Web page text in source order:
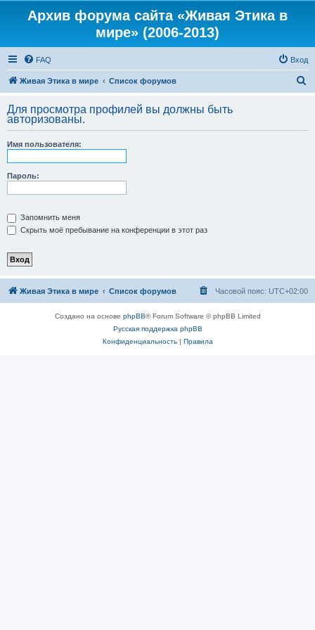
Архив форума сайта «Живая Этика в
мире» (2006-2013)
FAQ Вход
Живая Этика в мире Список форумов
с
Для просмотра профилей вы должны быть
авторизованы.
Имя пользователя:
Пароль:
Запомнить меня
Скрыть моё пребывание на конференции в этот раз
Живая Этика в мире Список форумов Часовой пояс: UTC+02:00
Создано на основе phpBB® Forum Software © phpBB Limited
Русская поддержка phpBB
Конфиденциальность| Правила